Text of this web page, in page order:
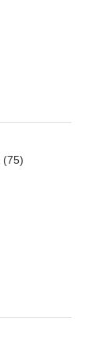
(75)